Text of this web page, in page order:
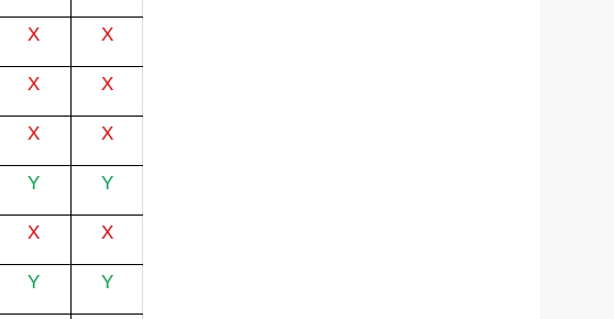
X X
X X
X X
Y Y
X X
Y Y